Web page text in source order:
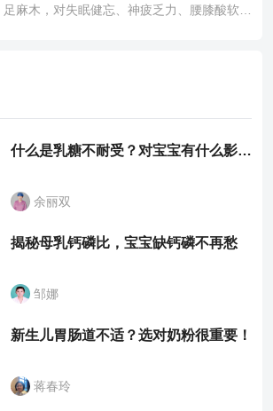
足麻木，对失眠健忘、神疲乏力、腰膝酸软也
什么是乳糖不耐受？对宝宝有什么影响？
余丽双
揭秘母乳钙磷比，宝宝缺钙磷不再愁
邹娜
新生儿胃肠道不适？选对奶粉很重要！
蒋春玲